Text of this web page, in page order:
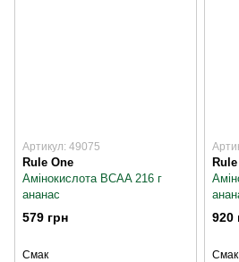
Артикул: 49075
Rule One
Амінокислота BCAA 216 г
ананас
579 грн
Смак
920
Смак